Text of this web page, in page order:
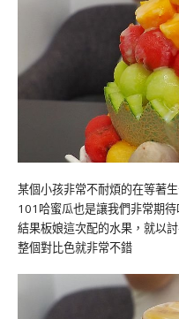
某個小孩非常不耐煩的在等著
101哈蜜瓜也是讓我們非常期待
結果板娘這次配的水果，就以
整個對比色就非常不錯